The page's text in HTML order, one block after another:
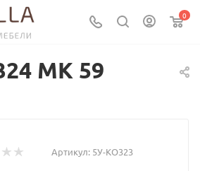
0
МК 59
Артикул: 5У-КО323